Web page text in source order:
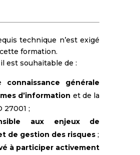
technique n’est exigé
formation.
est souhaitable de :
connaissance générale
d’information et de la
27001 ;
aux enjeux de
de gestion des risques;
à participer activement